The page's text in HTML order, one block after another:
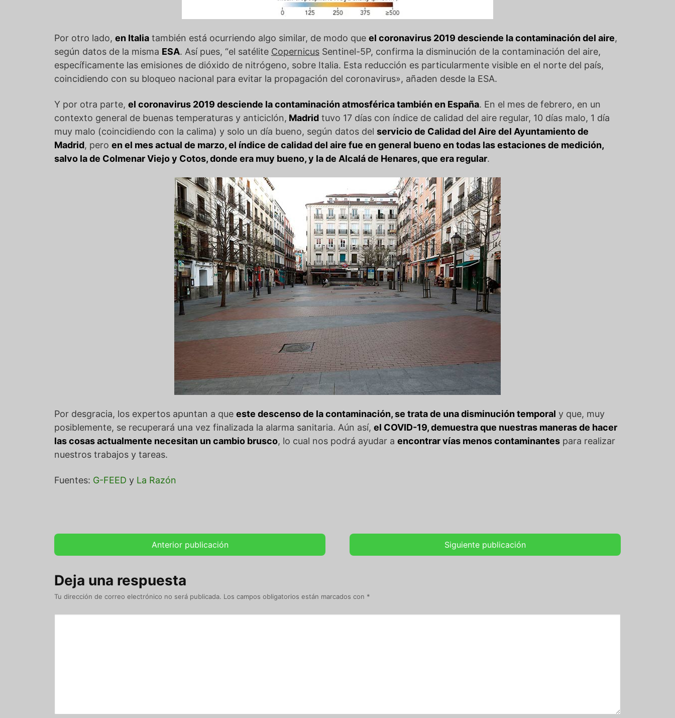
Por otro lado, en Italia también está ocurriendo algo similar, de modo que el coronavirus 2019 desciende la contaminación del aire,
según datos de la misma ESA. Así pues, “el satélite Copernicus Sentinel-5P, confirma la disminución de la contaminación del aire,
específicamente las emisiones de dióxido de nitrógeno, sobre Italia. Esta reducción es particularmente visible en el norte del país,
coincidiendo con su bloqueo nacional para evitar la propagación del coronavirus», añaden desde la ESA.
Y por otra parte, el coronavirus 2019 desciende la contaminación atmosférica también en España. En el mes de febrero, en un
contexto general de buenas temperaturas y anticiclón, Madrid tuvo 17 días con índice de calidad del aire regular, 10 días malo, 1 día
muy malo (coincidiendo con la calima) y solo un día bueno, según datos del servicio de Calidad del Aire del Ayuntamiento de
Madrid, pero en el mes actual de marzo, el índice de calidad del aire fue en general bueno en todas las estaciones de medición,
salvo la de Colmenar Viejo y Cotos, donde era muy bueno, y la de Alcalá de Henares, que era regular.
Por desgracia, los expertos apuntan a que este descenso de la contaminación, se trata de una disminución temporal y que, muy
posiblemente, se recuperará una vez finalizada la alarma sanitaria. Aún así, el COVID-19, demuestra que nuestras maneras de hacer
las cosas actualmente necesitan un cambio brusco, lo cual nos podrá ayudar a encontrar vías menos contaminantes para realizar
nuestros trabajos y tareas.
Fuentes: G-FEED y La Razón
Anterior publicación Siguiente publicación
Deja una respuesta
Tu dirección de correo electrónico no será publicada. Los campos obligatorios están marcados con *